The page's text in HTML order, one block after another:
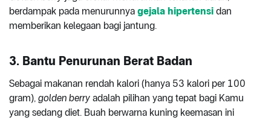
berdampak pada menurunnya gejala hipertensi dan
memberikan kelegaan bagi jantung.
3. Bantu Penurunan Berat Badan
Sebagai makanan rendah kalori (hanya 53 kalori per 100
gram), golden berry adalah pilihan yang tepat bagi Kamu
yang sedang diet. Buah berwarna kuning keemasan ini